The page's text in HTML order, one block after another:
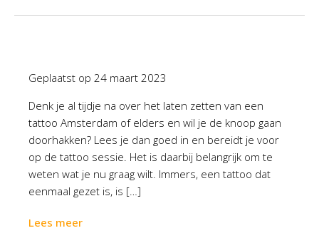
Geplaatst op 24 maart 2023
Denk je al tijdje na over het laten zetten van een
tattoo Amsterdam of elders en wil je de knoop gaan
doorhakken? Lees je dan goed in en bereidt je voor
op de tattoo sessie. Het is daarbij belangrijk om te
weten wat je nu graag wilt. Immers, een tattoo dat
eenmaal gezet is, is […]
Lees meer